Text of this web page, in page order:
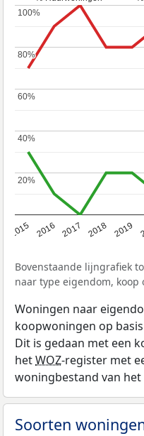
2015 2016 2017 2018 2019
20%
20%
40%
40%
60%
60%
80%
80%
100%
100%
Bovenstaande lijngrafiek
naar type eigendom,
Woningen naar
koopwoningen op
Dit is gedaan met een
hetWOZ-register met
woningbestand van het
Soorten